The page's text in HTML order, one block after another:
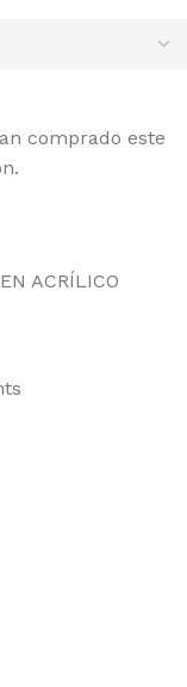
comprado este
ACRÍLICO